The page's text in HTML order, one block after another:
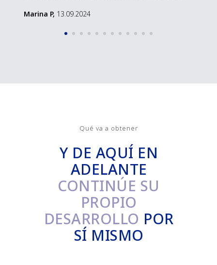
Marina P, 13.09.2024
Y DE AQUÍ EN
ADELANTE
CONTINÚE SU
PROPIO
DESARROLLO POR
SÍ MISMO
Qué va a obtener